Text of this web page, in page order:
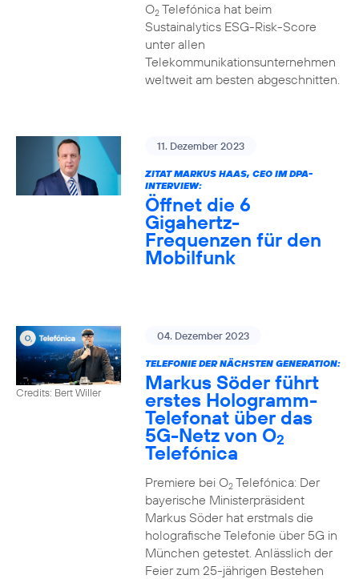
O2Telefónica hat beim
Sustainalytics ESG-Risk-Score
unter allen
Telekommunikationsunternehmen
weltweit am besten abgeschnitten.
11. Dezember 2023
ZITAT MARKUS HAAS, CEO IM DPA-
INTERVIEW:
Öffnet die 6
Gigahertz-
Frequenzen für den
Mobilfunk
Credits: Bert Willer
04. Dezember 2023
TELEFONIE DER NÄCHSTEN GENERATION:
Markus Söder führt
erstes Hologramm-
Telefonat über das
5G-Netz von O2
Telefónica
Premiere bei O2Telefónica: Der
bayerische Ministerpräsident
Markus Söder hat erstmals die
holografische Telefonie über 5G in
München getestet. Anlässlich der
Feier zum 25-jährigen Bestehen